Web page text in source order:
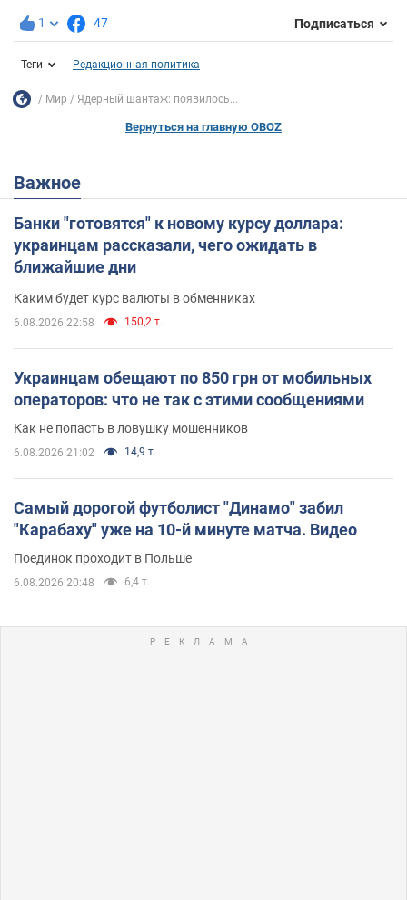
1 47 Подписаться
Теги Редакционная политика
Мир Ядерный шантаж: появилось...
Вернуться на главную OBOZ
Важное
Банки "готовятся" к новому курсу доллара:
украинцам рассказали, чего ожидать в
ближайшие дни
Каким будет курс валюты в обменниках
6.08.2026 22:58 150,2 т.
Украинцам обещают по 850 грн от мобильных
операторов: что не так с этими сообщениями
Как не попасть в ловушку мошенников
6.08.2026 21:02 14,9 т.
Самый дорогой футболист "Динамо" забил
"Карабаху" уже на 10-й минуте матча. Видео
Поединок проходит в Польше
6.08.2026 20:48 6,4 т.